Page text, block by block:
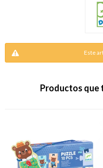
Este
Productos que